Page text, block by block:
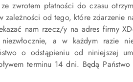
zwrotem płatności do czasu
zależności od tego, które zdarzenie
nam rzecz/y na adres firmy
niezwłocznie, a w każdym
o odstąpieniu od niniejszej
terminu 14 dni. Będą